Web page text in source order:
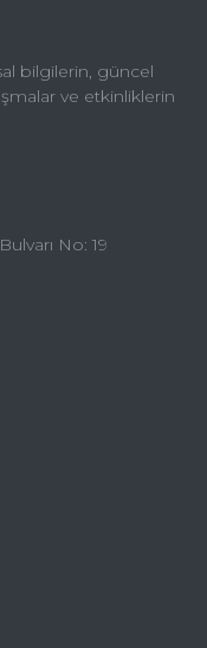
bilgilerin, güncel
ve etkinliklerin
No: 19